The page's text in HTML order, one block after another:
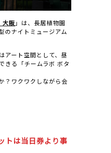
大阪 」は、長居植物園
のナイトミュージアム
アート空間として、昼
きる「チームラボ ボタ
？ワクワクしながら会
トは当日券より事